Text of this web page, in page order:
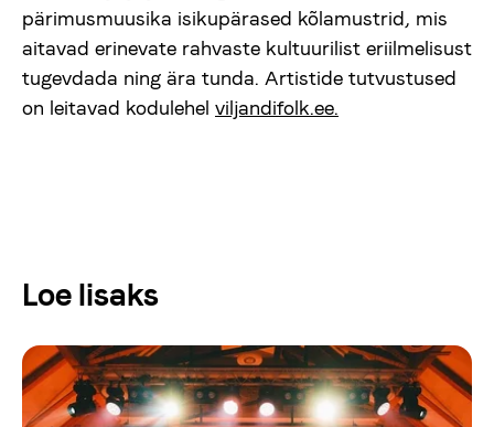
pärimusmuusika isikupärased kõlamustrid, mis
aitavad erinevate rahvaste kultuurilist eriilmelisust
tugevdada ning ära tunda. Artistide tutvustused
on leitavad kodulehel viljandifolk.ee.
Loe lisaks